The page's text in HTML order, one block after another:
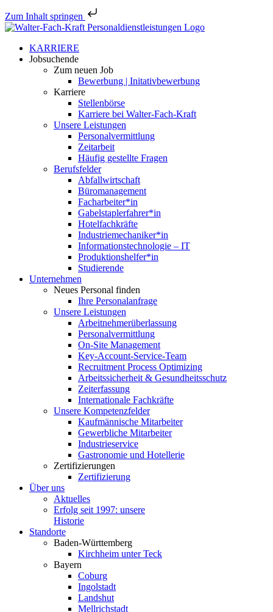
Zum Inhalt springen
Zum
springenKARRIERE
Jobsu­chende
Zum neuen Job
Bewerbung | Initativbewerbung
Karriere
Stellen­börse
Karriere bei Walter-Fach-Kraft
Unsere Leistungen
Perso­nal­ver­mittlung
Zeitarbeit
Häufig gestellte Fragen
Berufs­felder
Abfall­wirt­schaft
Büroma­nagement
Facharbeiter*in
Gabelstaplerfahrer*in
Hotel­fach­kräfte
Industriemechaniker*in
Infor­ma­ti­ons­tech­no­logie – IT
Produktionshelfer*in
Studie­rende
Unter­nehmen
Neues Personal finden
Ihre Perso­nal­an­frage
Unsere Leistungen
Arbeit­neh­mer­über­lassung
Perso­nal­ver­mittlung
On-Site Management
Key-Account-Service-Team
Recruitment Process Optimizing
Arbeits­si­cherheit & Gesundheitsschutz
Zeiter­fassung
Inter­na­tionale Fachkräfte
Unsere Kompe­tenz­felder
Kaufmän­nische Mitarbeiter
Gewerb­liche Mitarbeiter
Indus­trie­service
Gastro­nomie und Hotellerie
Zerti­fi­zie­rungen
Zerti­fi­zierung
Über uns
Aktuelles
Erfolg seit 1997: unsere
Historie
Standorte
Baden-Württemberg
Kirchheim unter Teck
Bayern
Coburg
Ingol­stadt
Landshut
Mellrich­stadt